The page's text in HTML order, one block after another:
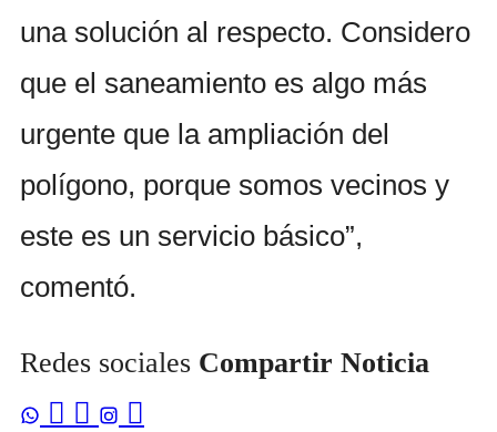
una solución al respecto. Considero
que el saneamiento es algo más
urgente que la ampliación del
polígono, porque somos vecinos y
este es un servicio básico”,
comentó.
Redes sociales Compartir Noticia
 
